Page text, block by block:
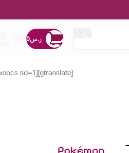
ر.س0
[gtranslate]
[woocs sd=1]